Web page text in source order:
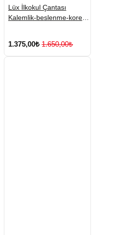
Lüx İlkokul Çantası
Kalemlik-beslenme-kore
1.375,00₺ 1.650,00₺